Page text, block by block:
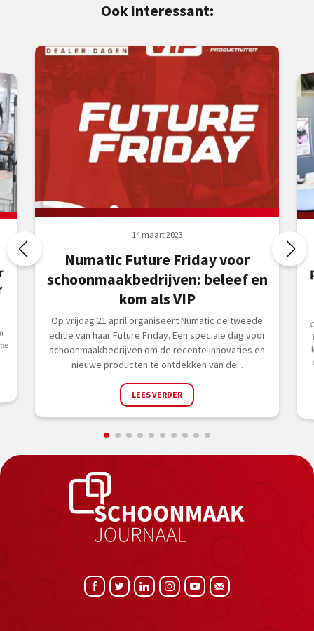
Ook interessant:
14 maart 2023
Numatic Future Friday voor
schoonmaakbedrijven: beleef en
kom als VIP
Op vrijdag 21 april organiseert Numatic de tweede
editie van haar Future Friday. Een speciale dag voor
schoonmaakbedrijven om de recente innovaties en
nieuwe producten te ontdekken van de...
LEES VERDER